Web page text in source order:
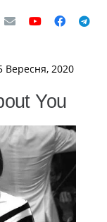
Вересня, 2020
You